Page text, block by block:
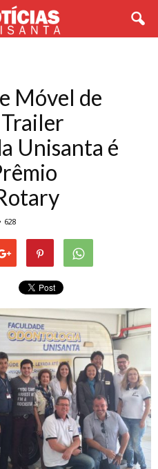
Móvel de
Unisanta é
628